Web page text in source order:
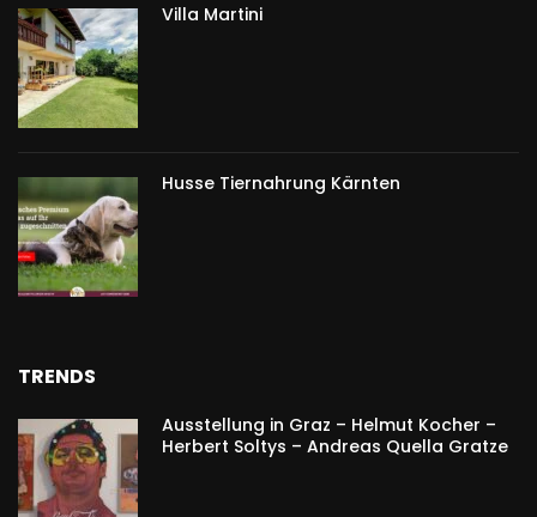
Villa Martini
Husse Tiernahrung Kärnten
TRENDS
Ausstellung in Graz – Helmut Kocher –
Herbert Soltys – Andreas Quella Gratze